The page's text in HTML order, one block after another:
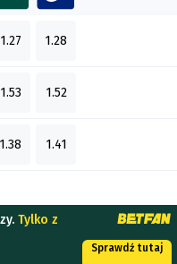
1.27 1.28
1.53 1.52
1.38 1.41
Tylko z
Sprawdź tutaj